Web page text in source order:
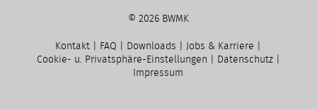
© 2026 BWMK
Kontakt FAQ Downloads Jobs & Karriere
Cookie- u. Privatsphäre-Einstellungen
Datenschutz|
Impressum